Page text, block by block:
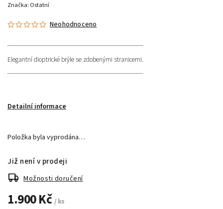
Neohodnoceno
Elegantní dioptrické brýle se zdobenými stranicemi.
Detailní informace
Značka: Ostatní
Položka byla vyprodána…
1.900 Kč / ks
Již není v prodeji
Možnosti doručení